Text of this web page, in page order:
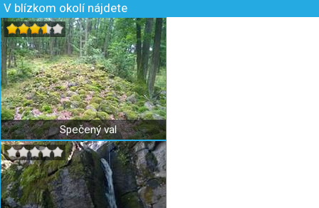
V blízkom okolí nájdete
Spečený val